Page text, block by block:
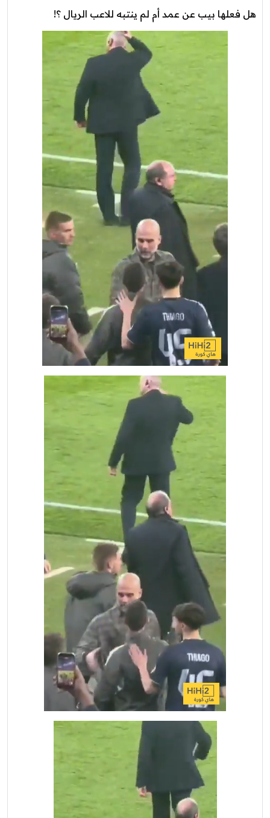
هل فعلها بيب عن عمد أم لم ينتبه للاعب الريال ؟!